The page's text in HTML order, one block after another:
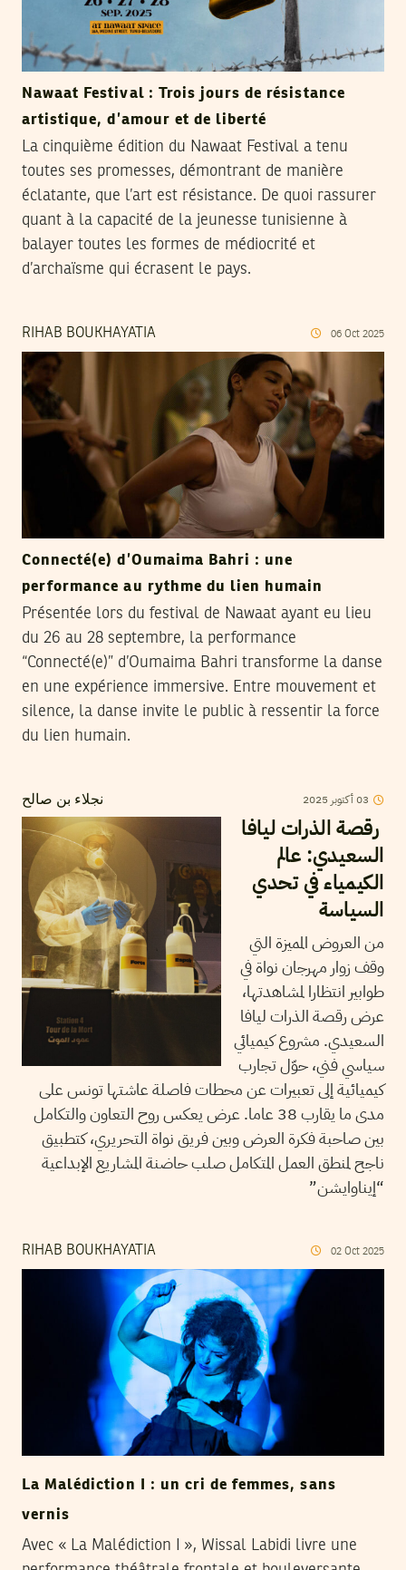
Nawaat Festival : Trois jours de résistance
artistique, d’amour et de liberté
La cinquième édition du Nawaat Festival a tenu
toutes ses promesses, démontrant de manière
éclatante, que l’art est résistance. De quoi rassurer
quant à la capacité de la jeunesse tunisienne à
balayer toutes les formes de médiocrité et
d’archaïsme qui écrasent le pays.
RIHAB BOUKHAYATIA 06 Oct 2025
Connecté(e) d’Oumaima Bahri : une
performance au rythme du lien humain
Présentée lors du festival de Nawaat ayant eu lieu
du 26 au 28 septembre, la performance
“Connecté(e)” d’Oumaima Bahri transforme la danse
en une expérience immersive. Entre mouvement et
silence, la danse invite le public à ressentir la force
du lien humain.
نجلاء بن صالح 03أكتوبر 2025
رقصة الذرات ليافا
السعيدي: عالم
الكيمياء في تحدي
السياسة
من العروض المميزة التي
وقف زوار مهرجان نواة في
طوابير انتظارا لمشاهدتها،
عرض رقصة الذرات ليافا
السعيدي. مشروع كيميائي
سياسي فني، حوّل تجارب
كيميائية إلى تعبيرات عن محطات فاصلة عاشتها تونس على
مدى ما يقارب 38 عاما. عرض يعكس روح التعاون والتكامل
بين صاحبة فكرة العرض وبين فريق نواة التحريري، كتطبيق
ناجح لمنطق العمل المتكامل صلب حاضنة المشاريع الإبداعية
“إيناوايشن”
RIHAB BOUKHAYATIA 02 Oct 2025
La Malédiction I : un cri de femmes, sans
vernis
Avec « La Malédiction I », Wissal Labidi livre une